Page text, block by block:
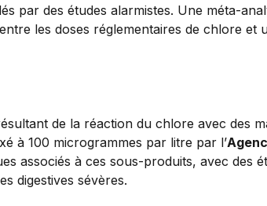
par des études alarmistes. Une méta-
les doses réglementaires de chlore et
de la réaction du chlore avec des
à 100 microgrammes par litre par l’
associés à ces sous-produits, avec des
digestives sévères.